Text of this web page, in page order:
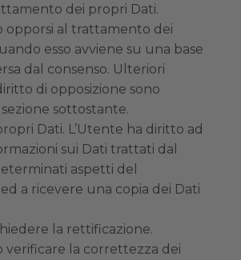
dei propri Dati.
opporsi al trattamento dei
esso avviene su una base
dal consenso. Ulteriori
di opposizione sono
sottostante.
Dati. L’Utente ha diritto ad
sui Dati trattati dal
aspetti del
a ricevere una copia dei Dati
la rettificazione.
verificare la correttezza dei